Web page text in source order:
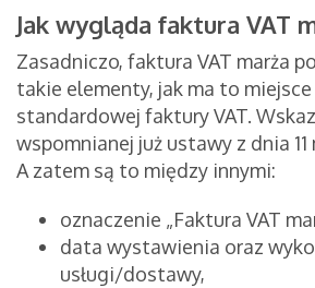
Jak wygląda faktura VAT
Zasadniczo, faktura VAT marża
takie elementy, jak ma to
standardowej faktury VAT.
wspomnianej już ustawy z dnia
A zatem są to między innymi:
oznaczenie „Faktura VAT
data wystawienia oraz
usługi/dostawy,